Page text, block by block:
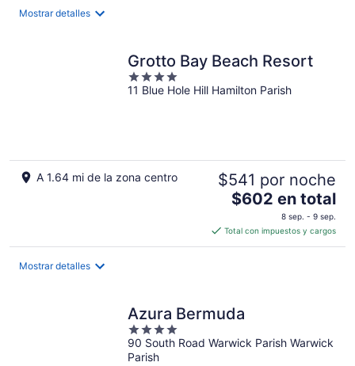
por
noche
Mostrar detalles
Grotto Bay Beach Resort
4
out
11 Blue Hole Hill Hamilton Parish
A 1.64 mi de la zona centro $541 por noche
El
es
de
por
noche
$602 en total
8 sep. - 9 sep.
Total con impuestos y cargos
Mostrar detalles
Azura Bermuda
4
out
of
90 South Road Warwick Parish Warwick
Parish